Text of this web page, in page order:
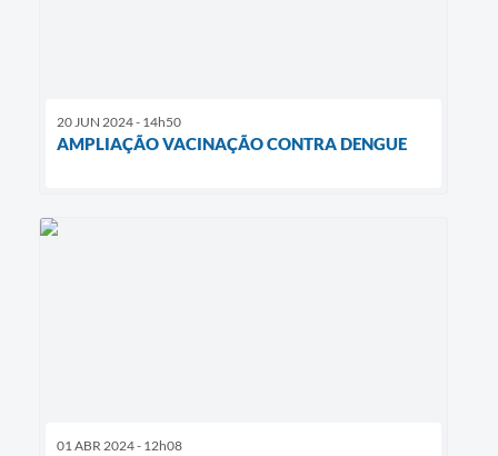
20 JUN 2024 - 14h50
AMPLIAÇÃO VACINAÇÃO CONTRA DENGUE
01 ABR 2024 - 12h08